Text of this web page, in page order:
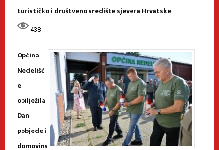
turističko i društveno središte sjevera Hrvatske
438
Općina
Nedelišć
e
obilježila
Dan
pobjede i
domovins